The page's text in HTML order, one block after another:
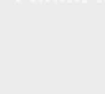
的口号是努